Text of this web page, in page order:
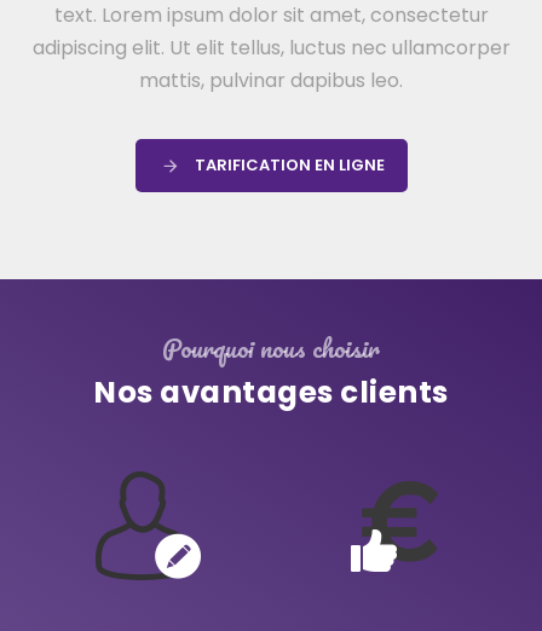
text. Lorem ipsum dolor sit amet, consectetur
adipiscing elit. Ut elit tellus, luctus nec ullamcorper
mattis, pulvinar dapibus leo.
TARIFICATION EN LIGNE
Pourquoi nous choisir
Nos avantages clients